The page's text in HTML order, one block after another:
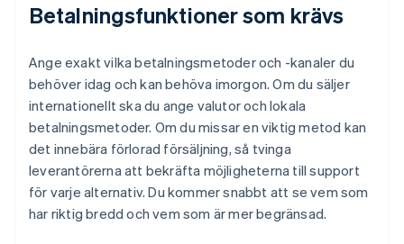
Betalningsfunktioner som krävs
Ange exakt vilka betalningsmetoder och -kanaler du
behöver idag och kan behöva imorgon. Om du säljer
internationellt ska du ange valutor och lokala
betalningsmetoder. Om du missar en viktig metod kan
det innebära förlorad försäljning, så tvinga
leverantörerna att bekräfta möjligheterna till support
för varje alternativ. Du kommer snabbt att se vem som
har riktig bredd och vem som är mer begränsad.